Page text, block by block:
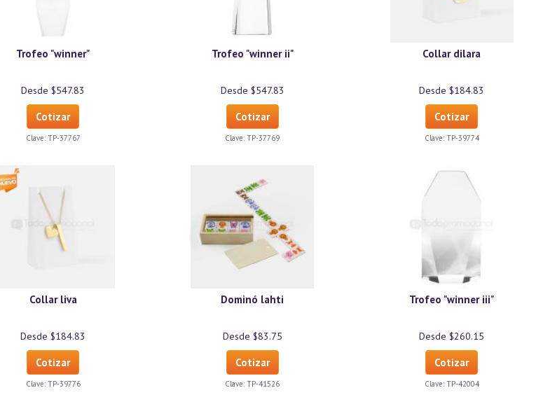
Trofeo "winner"
Desde $547.83
Cotizar
Clave: TP-37767
Trofeo "winner ii"
Desde $547.83
Cotizar
Clave:TP-37769
Collar dilara
Desde $184.83
Cotizar
Clave: TP-39774
Collar liva
Desde $184.83
Cotizar
Clave: TP-39776
Dominó lahti
Desde $83.75
Cotizar
Clave:TP-41526
Trofeo "winner iii"
Desde $260.15
Cotizar
Clave: TP-42004